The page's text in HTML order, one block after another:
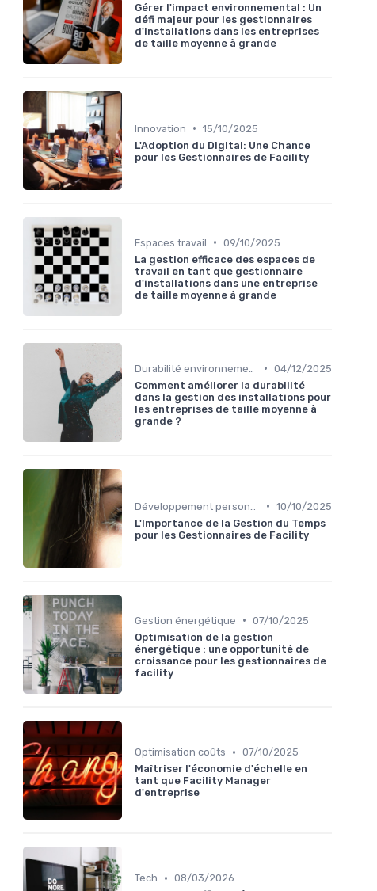
Gérer l'impact environnemental : Un
défi majeur pour les gestionnaires
d'installations dans les entreprises
de taille moyenne à grande
Innovation • 15/10/2025
L'Adoption du Digital: Une Chance
pour les Gestionnaires de Facility
Espaces travail • 09/10/2025
La gestion efficace des espaces de
travail en tant que gestionnaire
d'installations dans une entreprise
de taille moyenne à grande
• 04/12/2025
Comment améliorer la durabilité
dans la gestion des installations pour
les entreprises de taille moyenne à
grande ?
• 10/10/2025
L'Importance de la Gestion du Temps
pour les Gestionnaires de Facility
Gestion énergétique • 07/10/2025
Optimisation de la gestion
énergétique : une opportunité de
croissance pour les gestionnaires de
facility
Optimisation coûts • 07/10/2025
Maîtriser l'économie d'échelle en
tant que Facility Manager
d'entreprise
Tech • 08/03/2026